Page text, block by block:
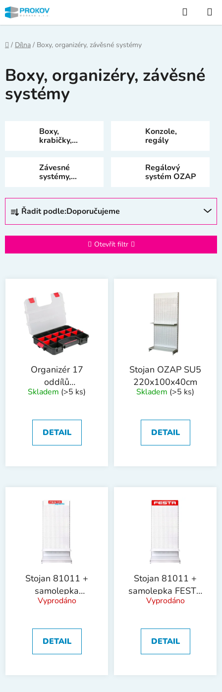
Přejít
na
obsah
Hledat
Domů
/ Dílna / Boxy, organizéry, závěsné systémy
Boxy, organizéry, závěsné
systémy
Boxy,
krabičky,
Konzole,
regály
Závesné
systémy,
Regálový
systém OZAP
Ř
z
n
p
Řadit podle:Doporučujeme
Otevřít filtr
V
Organizér 17
oddílů
37.5x29x6.7cm
Skladem (>5 ks)
DETAIL
Stojan OZAP SU5
220x100x40cm
Skladem (>5 ks)
DETAIL
Stojan 81011 +
samolepka
AQUATIC !OBJ!
Vyprodáno
DETAIL
Stojan 81011 +
samolepka FESTA
!OBJ!
Vyprodáno
DETAIL